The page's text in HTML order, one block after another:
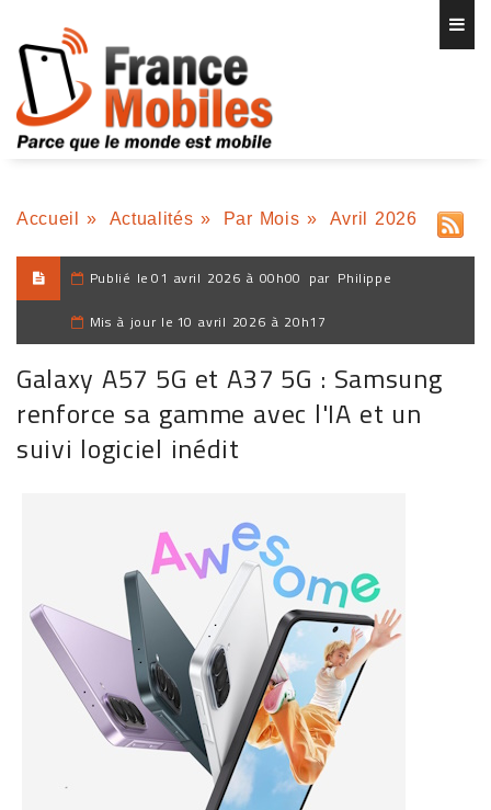
Accueil » Actualités » Par Mois » Avril 2026
Publié le 01 avril 2026 à 00h00 par Philippe
Mis à jour le 10 avril 2026 à 20h17
Galaxy A57 5G et A37 5G : Samsung
renforce sa gamme avec l'IA et un
suivi logiciel inédit